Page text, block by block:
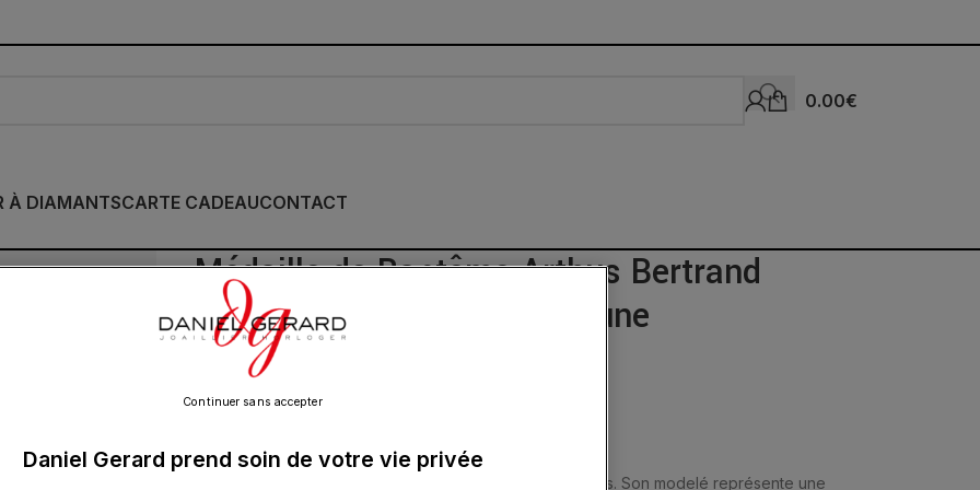
0.00€
À DIAMANTSCARTE CADEAUCONTACT
Médaille de Baptême Arthus Bertrand
Colombe aux Étoiles Or Jaune
670.00
Cette médaille à la finition sablée est en or jaune 18 carats. Son modelé représente une
Daniel Gerard prend soin de votre vie privée
Continuer sans accepter